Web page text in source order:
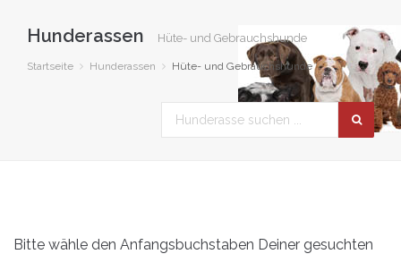
Hunderassen Hüte- und Gebrauchshunde
Startseite Hunderassen Hüte- und Gebrauchshunde
Bitte wähle den Anfangsbuchstaben Deiner gesuchten